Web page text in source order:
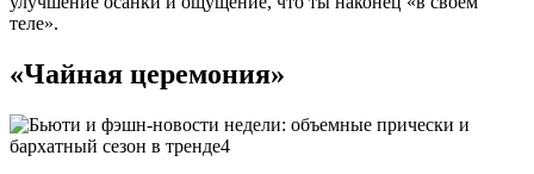
теле».
«Чайная церемония»